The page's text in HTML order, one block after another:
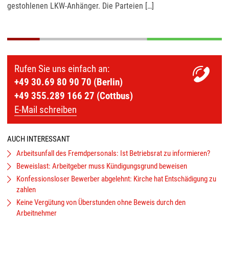
gestohlenen LKW-Anhänger. Die Parteien […]
Rufen Sie uns einfach an:
+49 30.69 80 90 70 (Berlin)
+49 355.289 166 27 (Cottbus)
E-Mail schreiben
AUCH INTERESSANT
Arbeitsunfall des Fremdpersonals: Ist Betriebsrat zu informieren?
Beweislast: Arbeitgeber muss Kündigungsgrund beweisen
Konfessionsloser Bewerber abgelehnt: Kirche hat Entschädigung zu
zahlen
Keine Vergütung von Überstunden ohne Beweis durch den
Arbeitnehmer